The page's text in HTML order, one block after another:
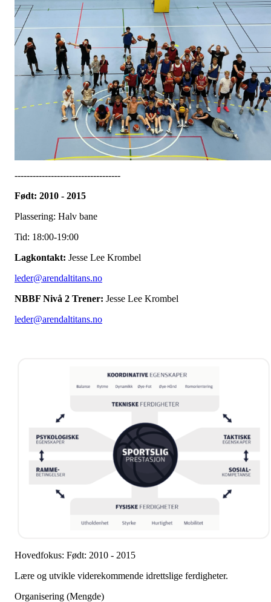
-----------------------------------
Født: 2010 - 2015
Plassering: Halv bane
Tid: 18:00-19:00
Lagkontakt: Jesse Lee Krombel
leder@arendaltitans.no
NBBF Nivå 2 Trener: Jesse Lee Krombel
leder@arendaltitans.no
Hovedfokus: Født: 2010 - 2015
Lære og utvikle viderekommende idrettslige ferdigheter.
Organisering (Mengde)